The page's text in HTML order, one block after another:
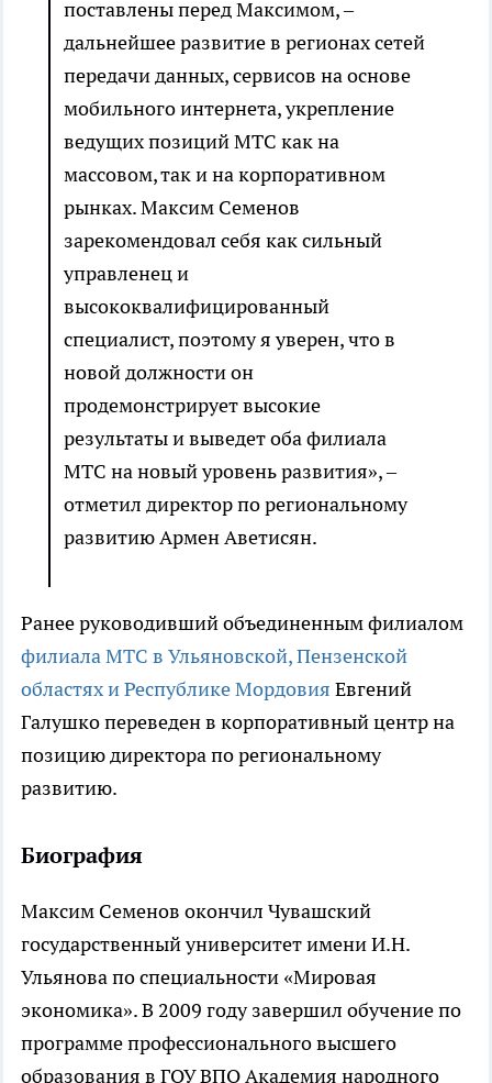
поставлены перед Максимом, –
дальнейшее развитие в регионах сетей
передачи данных, сервисов на основе
мобильного интернета, укрепление
ведущих позиций МТС как на
массовом, так и на корпоративном
рынках. Максим Семенов
зарекомендовал себя как сильный
управленец и
высококвалифицированный
специалист, поэтому я уверен, что в
новой должности он
продемонстрирует высокие
результаты и выведет оба филиала
МТС на новый уровень развития», –
отметил директор по региональному
развитию Армен Аветисян.
Ранее руководивший объединенным филиалом
филиала МТС в Ульяновской, Пензенской
областях и Республике Мордовия Евгений
Галушко переведен в корпоративный центр на
позицию директора по региональному
развитию.
Биография
Максим Семенов окончил Чувашский
государственный университет имени И.Н.
Ульянова по специальности «Мировая
экономика». В 2009 году завершил обучение по
программе профессионального высшего
образования в ГОУ ВПО Академия народного